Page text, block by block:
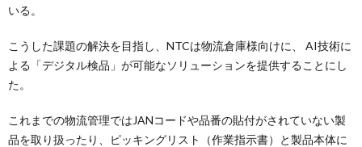
いる。
こうした課題の解決を目指し、NTCは物流倉庫様向けに、 AI技術に
よる「デジタル検品」が可能なソリューションを提供することにし
た。
これまでの物流管理ではJANコードや品番の貼付がされていない製
品を取り扱ったり、ピッキングリスト（作業指示書）と製品本体に